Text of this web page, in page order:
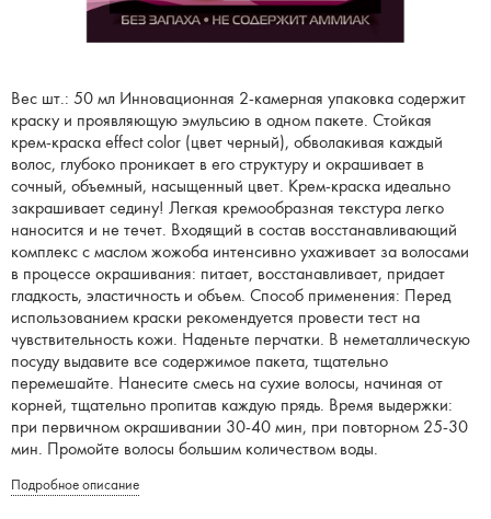
Вес шт.: 50 мл Инновационная 2-камерная упаковка содержит
краску и проявляющую эмульсию в одном пакете. Стойкая
крем-краска effect color (цвет черный), обволакивая каждый
волос, глубоко проникает в его структуру и окрашивает в
сочный, объемный, насыщенный цвет. Крем-краска идеально
закрашивает седину! Легкая кремообразная текстура легко
наносится и не течет. Входящий в состав восстанавливающий
комплекс с маслом жожоба интенсивно ухаживает за волосами
в процессе окрашивания: питает, восстанавливает, придает
гладкость, эластичность и объем. Способ применения: Перед
использованием краски рекомендуется провести тест на
чувствительность кожи. Наденьте перчатки. В неметаллическую
посуду выдавите все содержимое пакета, тщательно
перемешайте. Нанесите смесь на сухие волосы, начиная от
корней, тщательно пропитав каждую прядь. Время выдержки:
при первичном окрашивании 30-40 мин, при повторном 25-30
мин. Промойте волосы большим количеством воды.
Подробное описание